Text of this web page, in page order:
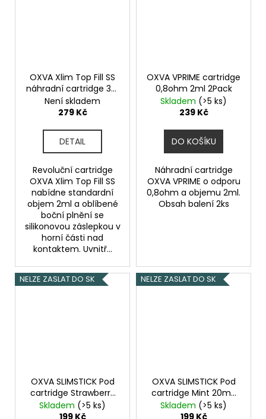
OXVA Xlim Top Fill SS
náhradní cartridge 3ks
odpor 0,8ohm
Není skladem
279 Kč
DETAIL
Revoluční cartridge
OXVA Xlim Top Fill SS
nabídne standardní
objem 2ml a oblíbené
boční plnění se
silikonovou záslepkou v
horní části nad
kontaktem. Uvnitř...
OXVA VPRIME cartridge
0,8ohm 2ml 2Pack
Skladem (>5 ks)
239 Kč
DO KOŠÍKU
Náhradní cartridge
OXVA VPRIME o odporu
0,8ohm a objemu 2ml.
Obsah balení 2ks
NELZE ZASLAT DO SK
OXVA SLIMSTICK Pod
cartridge Strawberry
Raspberry Cherry
20mg 2Pack
Skladem (>5 ks)
NELZE ZASLAT DO SK
OXVA SLIMSTICK Pod
cartridge Mint 20mg
2Pack
Skladem (>5 ks)